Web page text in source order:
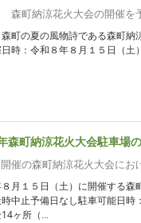
森町納涼花火大会の開催を
町の夏の風物詩である森町
時：令和８年８月１５日（
森町納涼花火大会駐車場
催の森町納涼花火大会にお
月１５日（土）に開催する
中止予備日なし駐車可能日
ヶ所（...